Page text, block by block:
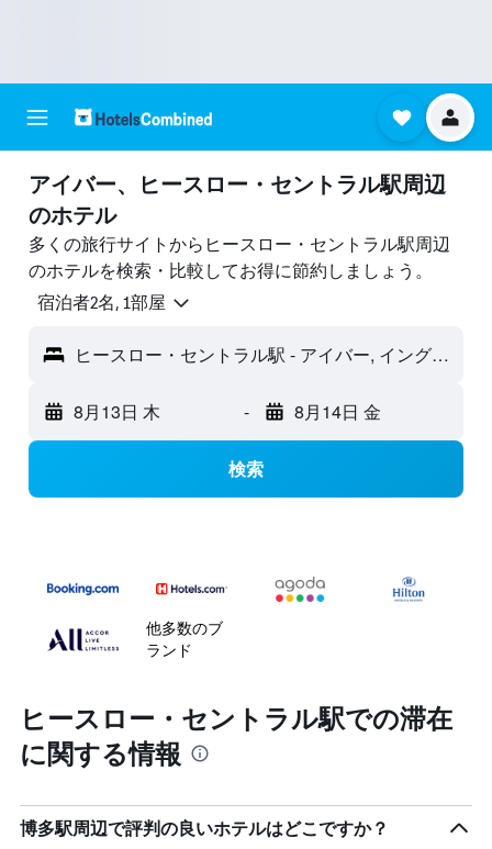
アイバー​、ヒースロー・セントラル駅周辺
のホテル
多くの旅行サイトからヒースロー・セントラル駅周辺
のホテルを検索・比較してお得に節約しましょう。
宿泊者2名, 1​部屋
ヒースロー・セントラル駅 - アイバー, イングランド, イギリス
8月13日 木 - 8月14日 金
検索
他多数のブ
ランド
ヒースロー・セントラル駅での滞在
に関する情報
博多駅周辺で評判の良いホテルはどこですか？